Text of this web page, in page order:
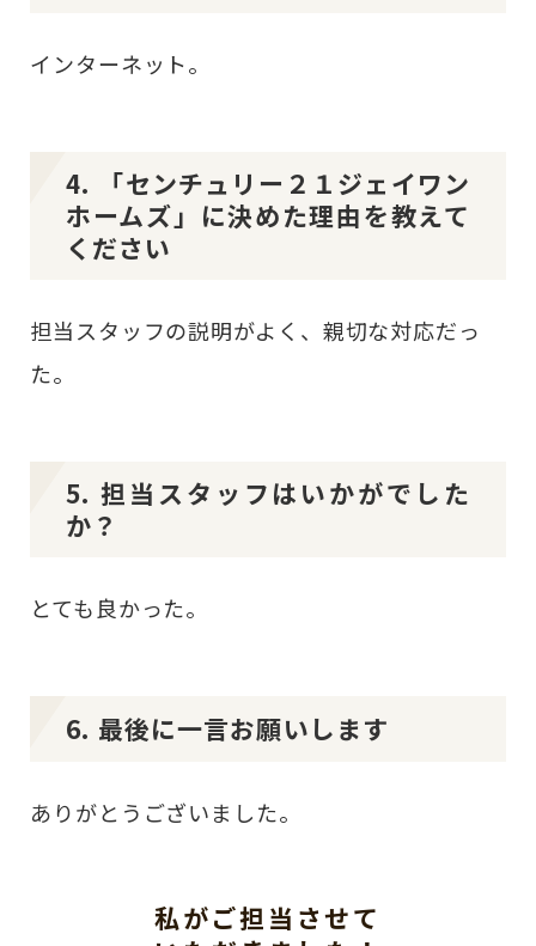
インターネット。
4. 「センチュリー２１ジェイワン
ホームズ」に決めた理由を教えて
ください
担当スタッフの説明がよく、親切な対応だっ
た。
5. 担当スタッフはいかがでした
か？
とても良かった。
6. 最後に一言お願いします
ありがとうございました。
私がご担当させて